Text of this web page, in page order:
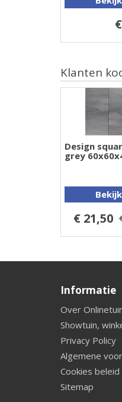
Klanten
Design
grey
Bekijk
€ 21,50
Informatie
Over
Showtuin,
Privacy Policy
Algemene
Cookies beleid
Sitemap